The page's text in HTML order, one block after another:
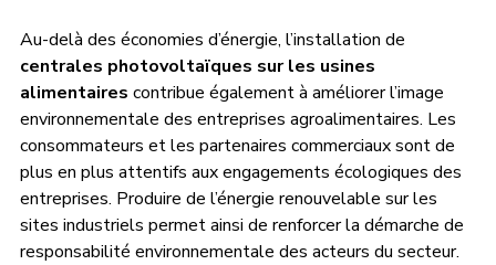
Au-delà des économies d’énergie, l’installation de
centrales photovoltaïques sur les usines
alimentaires contribue également à améliorer l’image
environnementale des entreprises agroalimentaires. Les
consommateurs et les partenaires commerciaux sont de
plus en plus attentifs aux engagements écologiques des
entreprises. Produire de l’énergie renouvelable sur les
sites industriels permet ainsi de renforcer la démarche de
responsabilité environnementale des acteurs du secteur.